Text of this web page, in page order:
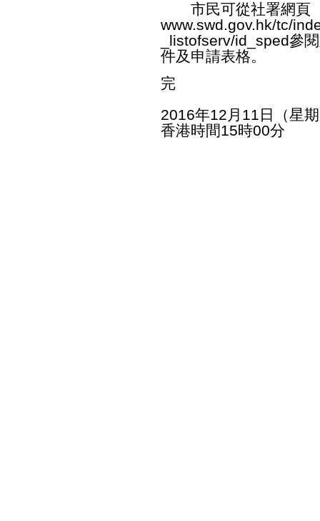
市民可從社署網頁
www.swd.gov.hk/tc/
_listofserv/id_sped參
件及申請表格。
完
2016年12月11日（星
香港時間15時00分